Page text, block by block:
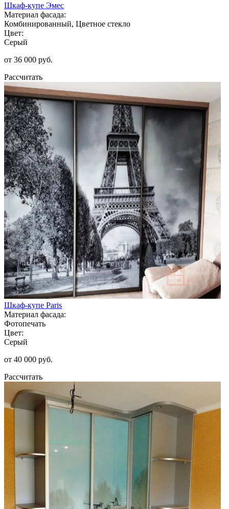
Шкаф-купе Эмес
Материал фасада:
Комбинированный, Цветное стекло
Цвет:
Серый
от 36 000 руб.
Рассчитать
Шкаф-купе Paris
Материал фасада:
Фотопечать
Цвет:
Серый
от 40 000 руб.
Рассчитать